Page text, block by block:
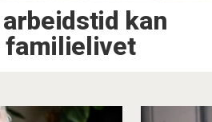
kan
familielivet